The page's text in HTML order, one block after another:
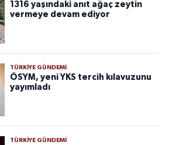
1316 yaşındaki anıt ağaç zeytin
vermeye devam ediyor
TÜRKIYE GÜNDEMI
ÖSYM, yeni YKS tercih kılavuzunu
yayımladı
TÜRKIYE GÜNDEMI